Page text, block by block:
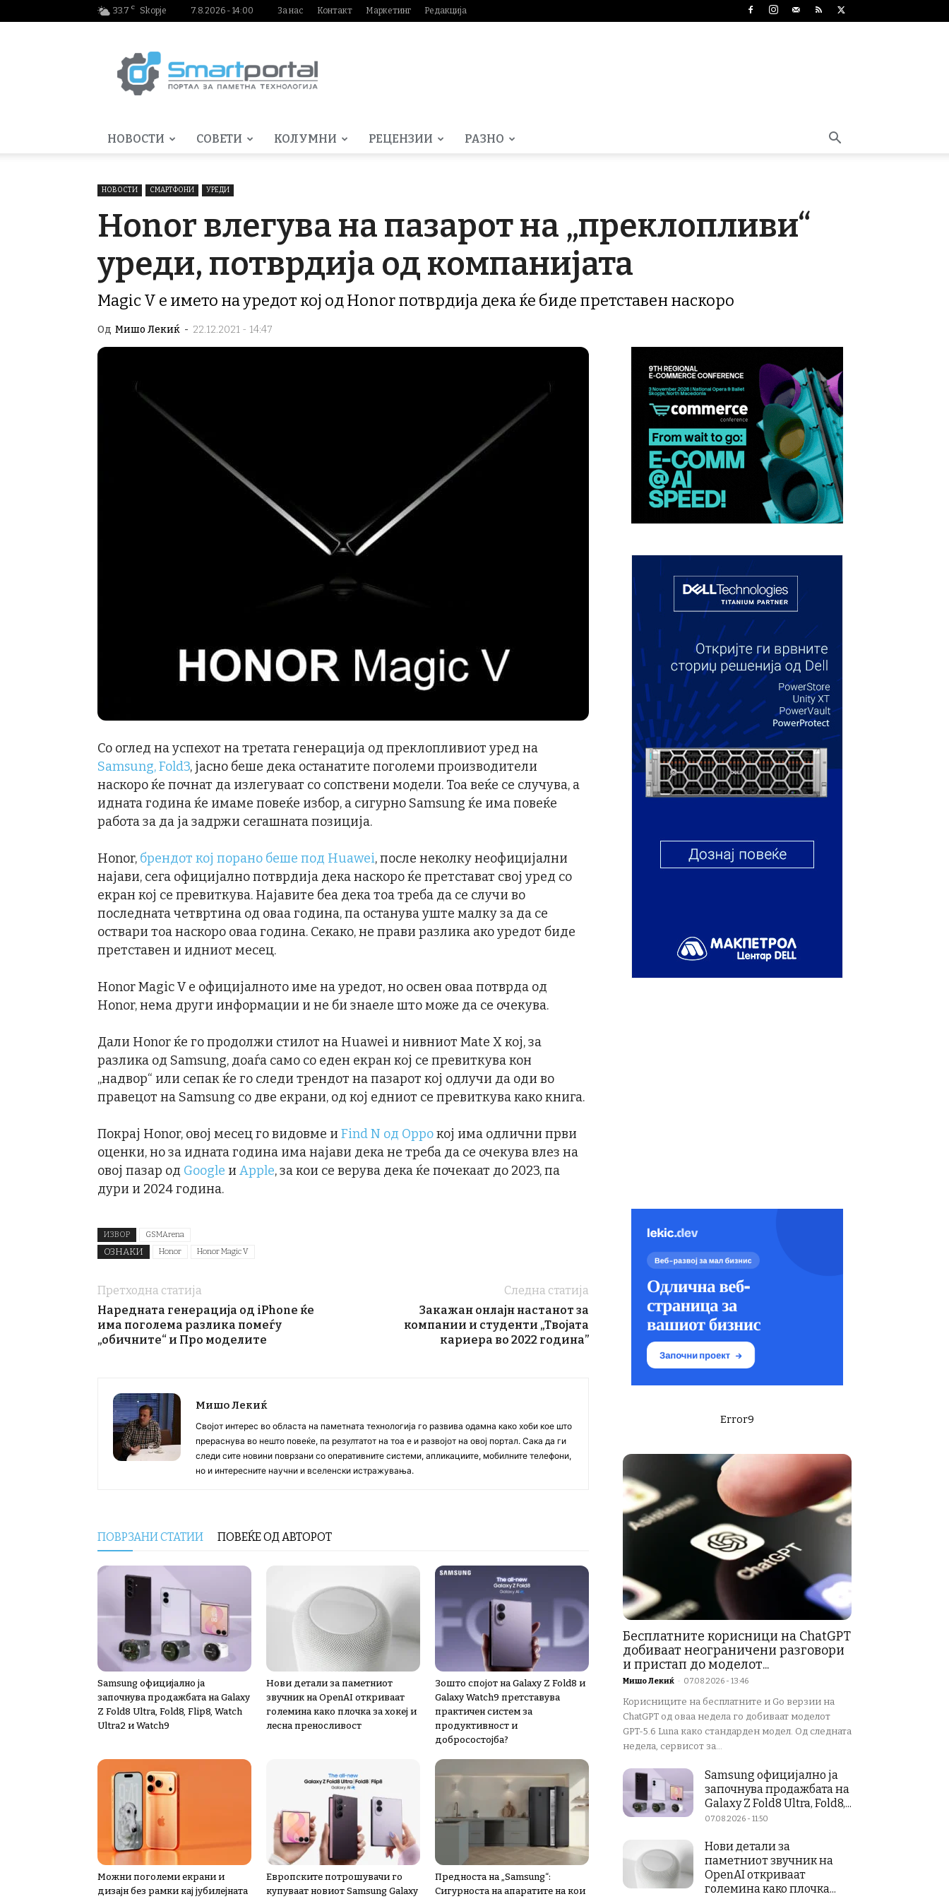
33.7 C Skopje 7.8.2026 - 14:00 За нас Контакт Маркетинг Редакција
НОВОСТИ СОВЕТИ КОЛУМНИ РЕЦЕНЗИИ РАЗНО
НОВОСТИ СМАРТФОНИ УРЕДИ
Honor влегува на пазарот на „преклопливи“
уреди, потврдија од компанијата
Magic V е името на уредот кој од Honor потврдија дека ќе биде претставен наскоро
Од Мишо Лекиќ - 22.12.2021 - 14:47
Со оглед на успехот на третата генерација од преклопливиот уред на
Samsung, Fold3, јасно беше дека останатите поголеми производители
наскоро ќе почнат да излегуваат со сопствени модели. Тоа веќе се случува, а
идната година ќе имаме повеќе избор, а сигурно Samsung ќе има повеќе
работа за да ја задржи сегашната позиција.
Honor, брендот кој порано беше под Huawei, после неколку неофицијални
најави, сега официјално потврдија дека наскоро ќе претстават свој уред со
екран кој се превиткува. Најавите беа дека тоа треба да се случи во
последната четвртина од оваа година, па останува уште малку за да се
оствари тоа наскоро оваа година. Секако, не прави разлика ако уредот биде
претставен и идниот месец.
Honor Magic V е официјалното име на уредот, но освен оваа потврда од
Honor, нема други информации и не би знаеле што може да се очекува.
Дали Honor ќе го продолжи стилот на Huawei и нивниот Mate X кој, за
разлика од Samsung, доаѓа само со еден екран кој се превиткува кон
„надвор“ или сепак ќе го следи трендот на пазарот кој одлучи да оди во
правецот на Samsung со две екрани, од кој едниот се превиткува како книга.
Покрај Honor, овој месец го видовме и Find N од Oppoкој има одлични први
оценки, но за идната година има најави дека не треба да се очекува влез на
овој пазар од Google и Apple, за кои се верува дека ќе почекаат до 2023, па
дури и 2024 година.
ИЗВОР GSMArena
ОЗНАКИ Honor Honor Magic V
Претходна статија
Наредната генерација од iPhone ќе
има поголема разлика помеѓу
„обичните“ и Про моделите
Следна статија
Закажан онлајн настанот за
компании и студенти „Твојата
кариера во 2022 година”
Мишо Лекиќ
Својот интерес во областа на паметната технологија го развива одамна како хоби кое што
прераснува во нешто повеќе, па резултатот на тоа е и развојот на овој портал. Сака да ги
следи сите новини поврзани со оперативните системи, апликациите, мобилните телефони,
но и интересните научни и вселенски истражувања.
ПОВРЗАНИ СТАТИИ ПОВЕЌЕ ОД АВТОРОТ
Samsung официјално ја
започнува продажбата на Galaxy
Z Fold8 Ultra, Fold8, Flip8, Watch
Ultra2 и Watch9
Нови детали за паметниот
звучник на OpenAI откриваат
големина како плочка за хокеј и
лесна преносливост
Зошто спојот на Galaxy Z Fold8 и
Galaxy Watch9 претставува
практичен систем за
продуктивност и
добросостојба?
Можни поголеми екрани и
дизајн без рамки кај јубилејната
Европските потрошувачи го
купуваат новиот Samsung Galaxy
Предноста на „Samsung“:
Сигурноста на апаратите на кои
Error9
Бесплатните корисници на ChatGPT
добиваат неограничени разговори
и пристап до моделот...
Мишо Лекиќ - 07.08.2026 - 13:46
Корисниците на бесплатните и Go верзии на
ChatGPT од оваа недела го добиваат моделот
GPT-5.6 Luna како стандарден модел. Од следната
недела, сервисот за...
Samsung официјално ја
започнува продажбата на
Galaxy Z Fold8 Ultra, Fold8,...
07.08.2026 - 11:50
Нови детали за
паметниот звучник на
OpenAI откриваат
големина како плочка...